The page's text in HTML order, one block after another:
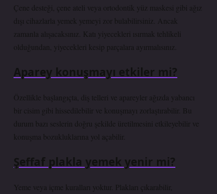
Çene desteği, çene ateli veya ortodontik yüz maskesi gibi ağız
dışı cihazlarla yemek yemeyi zor bulabilirsiniz. Ancak
zamanla alışacaksınız. Katı yiyecekleri ısırmak tehlikeli
olduğundan, yiyecekleri kesip parçalara ayırmalısınız.
Aparey konuşmayı etkiler mi?
Özellikle başlangıçta, diş telleri ve apareyler ağızda yabancı
bir cisim gibi hissedilebilir ve konuşmayı zorlaştırabilir. Bu
durum bazı seslerin doğru şekilde üretilmesini etkileyebilir ve
konuşma bozukluklarına yol açabilir.
Şeffaf plakla yemek yenir mi?
Yeme veya içme kuralları yoktur. Plakları çıkarabilir,